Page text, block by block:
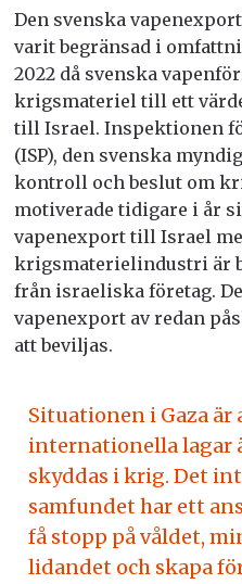
Den svenska
varit begränsad i
2022 då svenska
krigsmateriel till ett
till Israel. Inspektionen
(ISP), den svenska
kontroll och beslut om
motiverade tidigare i år
vapenexport till Israel
krigsmaterielindustri är
från israeliska företag.
vapenexport av redan
att beviljas.
Situationen i Gaza är
internationella lagar
skyddas i krig. Det
samfundet har ett
få stopp på våldet,
lidandet och skapa